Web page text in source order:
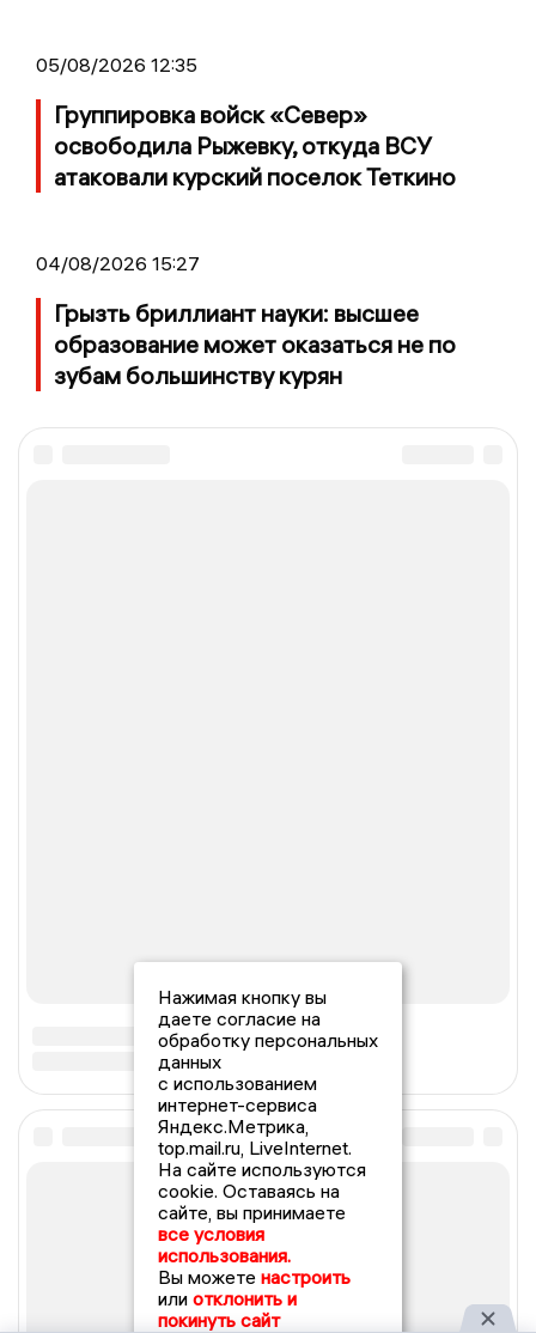
05/08/2026 12:35
Группировка войск «Север»
освободила Рыжевку, откуда ВСУ
атаковали курский поселок Теткино
04/08/2026 15:27
Грызть бриллиант науки: высшее
образование может оказаться не по
зубам большинству курян
Нажимая кнопку вы
даете согласие на
обработку персональных
данных
с использованием
интернет-сервиса
Яндекс.Метрика,
top.mail.ru, LiveInternet.
На сайте используются
cookie. Оставаясь на
сайте, вы принимаете
все условия
использования.
Вы можете настроить
или отклонить и
покинуть сайт